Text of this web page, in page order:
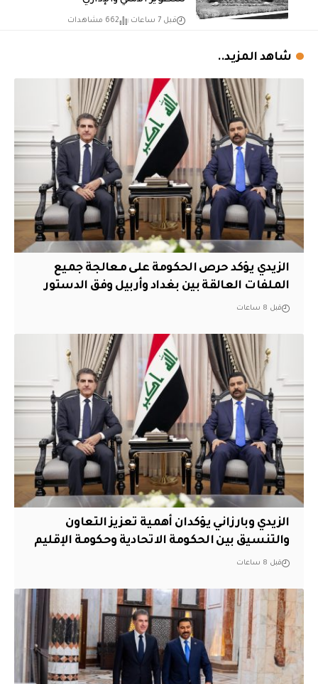
قبل 7 ساعات 662 مشاهدات
شاهد المزيد..
الزيدي يؤكد حرص الحكومة على معالجة جميع
الملفات العالقة بين بغداد وأربيل وفق الدستور
قبل 8 ساعات
الزيدي وبارزاني يؤكدان أهمية تعزيز التعاون
والتنسيق بين الحكومة الاتحادية وحكومة الإقليم
قبل 8 ساعات